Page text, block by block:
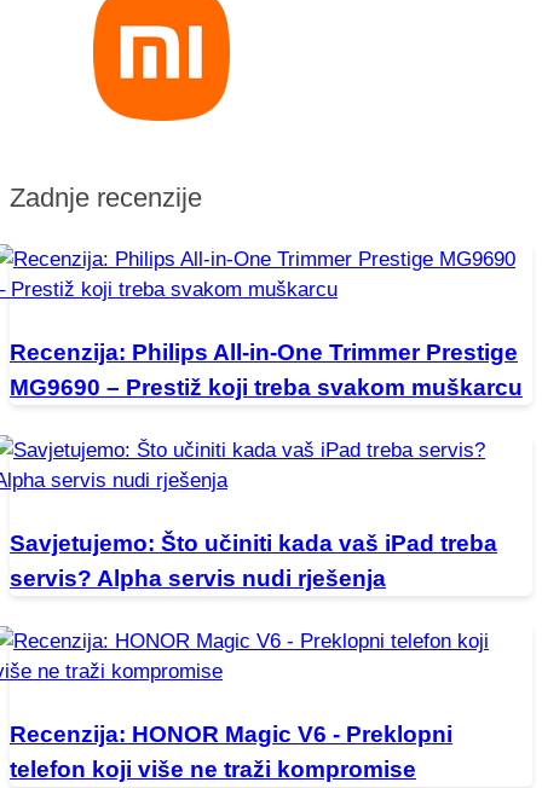
Zadnje recenzije
Recenzija: Philips All-in-One Trimmer Prestige
MG9690 – Prestiž koji treba svakom muškarcu
Savjetujemo: Što učiniti kada vaš iPad treba
servis? Alpha servis nudi rješenja
Recenzija: HONOR Magic V6 - Preklopni
telefon koji više ne traži kompromise